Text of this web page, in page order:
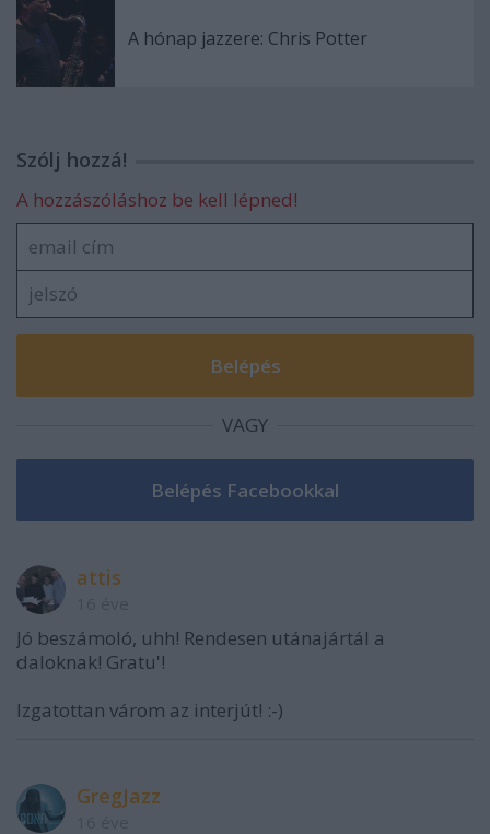
A hónap jazzere: Chris Potter
Szólj hozzá!
A hozzászóláshoz be kell lépned!
VAGY
attis
Jó beszámoló, uhh! Rendesen utánajártál a
daloknak! Gratu'!
Izgatottan várom az interjút! :-)
GregJazz